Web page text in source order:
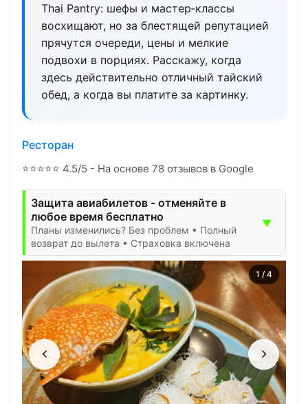
Thai Pantry: шефы и мастер‑классы
восхищают, но за блестящей репутацией
прячутся очереди, цены и мелкие
подвохи в порциях. Расскажу, когда
здесь действительно отличный тайский
обед, а когда вы платите за картинку.
Ресторан
⭐⭐⭐⭐⭐ 4.5/5 - На основе 78 отзывов в Google
Защита авиабилетов - отменяйте в
любое время бесплатно
Планы изменились? Без проблем • Полный
возврат до вылета • Страховка включена
▼
1 / 4